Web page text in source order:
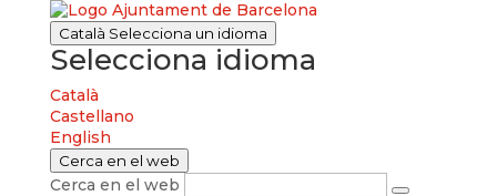
Català Selecciona un idioma
Selecciona idioma
Català
Castellano
English
Cerca en el web
Cerca en el web